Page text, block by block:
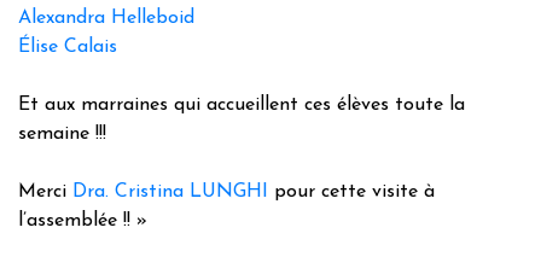
Alexandra Helleboid
Élise Calais
Et aux marraines qui accueillent ces élèves toute la
semaine !!!
Merci Dra. Cristina LUNGHI
pour cette visite à
l’assemblée !! »